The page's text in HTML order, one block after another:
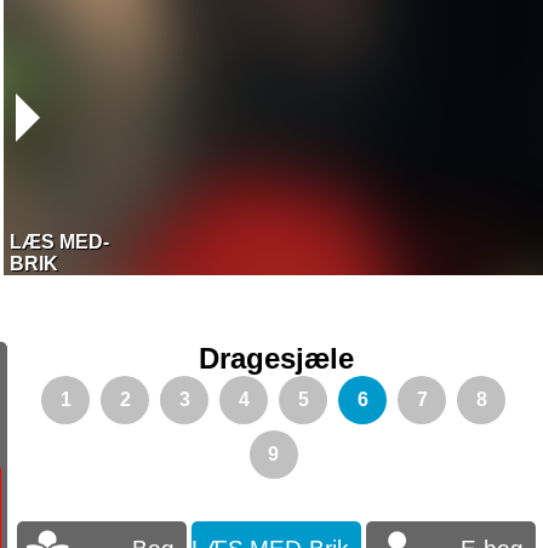
LÆS MED-
BRIK
Dragesjæle
1 2 3 4 5 6 7 8
9